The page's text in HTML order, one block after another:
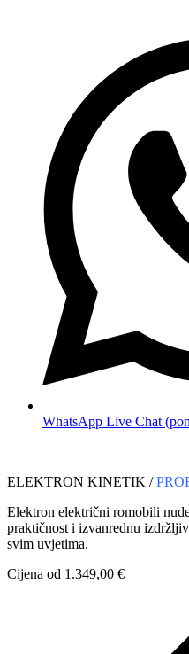
WhatsApp Live Chat
ELEKTRON KINETIK /
Elektron električni romobili
praktičnost i izvanrednu
svim uvjetima.
Cijena od 1.349,00 €